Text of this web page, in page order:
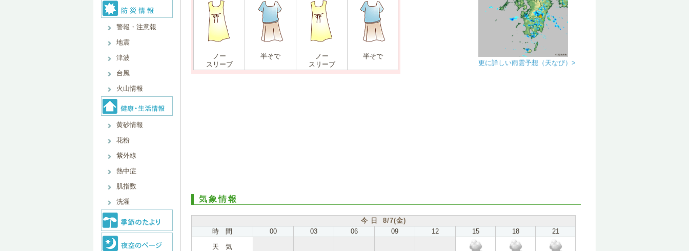
警報・注意報
地震
津波
台風
火山情報
黄砂情報
花粉
紫外線
熱中症
肌指数
洗濯
ノー
スリーブ
半そで
ノー
スリーブ
半そで
更に詳しい雨雲予想（天なび）>
気象情報
今 日 8/7(金)
時 間
00 03 06 09 12 15 18
21
天 気